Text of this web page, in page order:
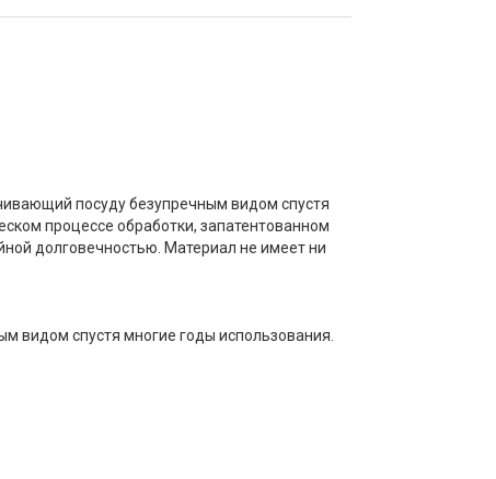
посуду безупречным видом спустя
процессе обработки, запатентованном
долговечностью. Материал не имеет ни
видом спустя многие годы использования.